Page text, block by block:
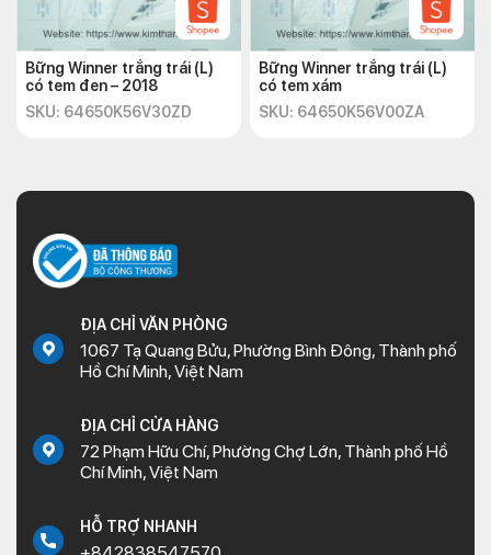
Bững Winner trắng trái (L)
có tem đen – 2018
SKU: 64650K56V30ZD
Bững Winner trắng trái (L)
có tem xám
SKU: 64650K56V00ZA
ĐỊA CHỈ VĂN PHÒNG
1067 Tạ Quang Bửu, Phường Bình Đông, Thành phố
Hồ Chí Minh, Việt Nam
ĐỊA CHỈ CỬA HÀNG
72 Phạm Hữu Chí, Phường Chợ Lớn, Thành phố Hồ
Chí Minh, Việt Nam
HỖ TRỢ NHANH